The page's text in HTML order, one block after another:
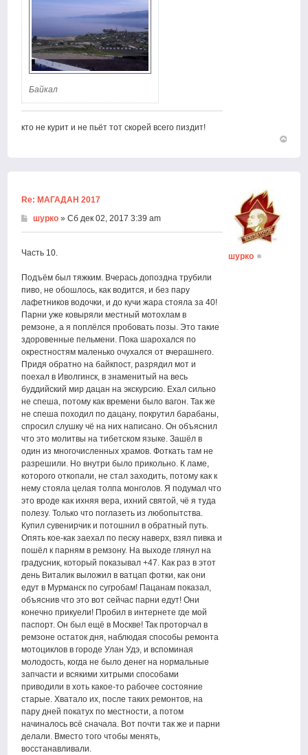
Байкал
кто не курит и не пьёт тот скорей всего пиздит!
Re: МАГАДАН 2017
шурко » Сб дек 02, 2017 3:39 am
Часть 10.
Подъём был тяжким. Вчерась допоздна трубили
пиво, не обошлось, как водится, и без пару
лафетников водочки, и до кучи жара стояла за 40!
Парни уже ковыряли местный мотохлам в
ремзоне, а я поплёлся пробовать позы. Это такие
здоровенные пельмени. Пока шарохался по
окрестностям маленько очухался от вчерашнего.
Придя обратно на байкпост, разрядил мот и
поехал в Иволгинск, в знаменитый на весь
буддийский мир дацан на экскурсию. Ехал сильно
не спеша, потому как времени было вагон. Так же
не спеша походил по дацану, покрутил барабаны,
спросил слушку чё на них написано. Он объяснил
что это молитвы на тибетском языке. Зашёл в
один из многочисленных храмов. Фоткать там не
разрешили. Но внутри было прикольно. К ламе,
которого откопали, не стал заходить, потому как к
нему стояла целая толпа монголов. Я подумал что
это вроде как ихняя вера, ихний святой, чё я туда
полезу. Только что поглазеть из любопытства.
Купил сувенирчик и потошнил в обратный путь.
Опять кое-как заехал по песку наверх, взял пивка и
пошёл к парням в ремзону. На выходе глянул на
градусник, который показывал +47. Как раз в этот
день Виталик выложил в ватцап фотки, как они
едут в Мурманск по сугробам! Пацанам показал,
объяснив что это вот сейчас парни едут! Они
конечно прикуели! Пробил в интернете где мой
паспорт. Он был ещё в Москве! Так проторчал в
ремзоне остаток дня, наблюдая способы ремонта
мотоциклов в городе Улан Удэ, и вспоминая
молодость, когда не было денег на нормальные
запчасти и всякими хитрыми способами
приводили в хоть какое-то рабочее состояние
старые. Хватало их, после таких ремонтов, на
пару дней покатух по местности, а потом
начиналось всё сначала. Вот почти так же и парни
делали. Вместо того чтобы менять,
восстанавливали.
шурко